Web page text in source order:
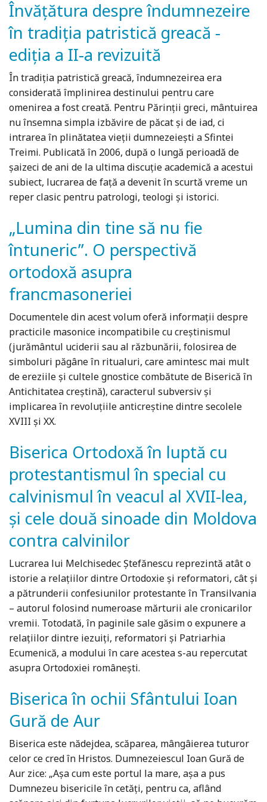
Învăţătura despre îndumnezeire
în tradiţia patristică greacă -
ediția a II-a revizuită
În tradiția patristică greacă, îndumnezeirea era
considerată împlinirea destinului pentru care
omenirea a fost creată. Pentru Părinţii greci, mântuirea
nu însemna simpla izbăvire de păcat şi de iad, ci
intrarea în plinătatea vieții dumnezeieşti a Sfintei
Treimi. Publicată în 2006, după o lungă perioadă de
şaizeci de ani de la ultima discuţie academică a acestui
subiect, lucrarea de faţă a devenit în scurtă vreme un
reper clasic pentru patrologi, teologi şi istorici.
„Lumina din tine să nu fie
întuneric”. O perspectivă
ortodoxă asupra
francmasoneriei
Documentele din acest volum oferă informaţii despre
practicile masonice incompatibile cu creştinismul
(jurământul uciderii sau al răzbunării, folosirea de
simboluri păgâne în ritualuri, care amintesc mai mult
de ereziile şi cultele gnostice combătute de Biserică în
Antichitatea creştină), caracterul subversiv şi
implicarea în revoluţiile anticreştine dintre secolele
XVIII şi XX.
Biserica Ortodoxă în luptă cu
protestantismul în special cu
calvinismul în veacul al XVII-lea,
şi cele două sinoade din Moldova
contra calvinilor
Lucrarea lui Melchisedec Ştefănescu reprezintă atât o
istorie a relaţiilor dintre Ortodoxie şi reformatori, cât şi
a pătrunderii confesiunilor protestante în Transilvania
– autorul folosind numeroase mărturii ale cronicarilor
vremii. Totodată, în paginile sale găsim o expunere a
relaţiilor dintre iezuiţi, reformatori şi Patriarhia
Ecumenică, a modului în care acestea s-au repercutat
asupra Ortodoxiei româneşti.
Biserica în ochii Sfântului Ioan
Gură de Aur
Biserica este nădejdea, scăparea, mângâierea tuturor
celor ce cred în Hristos. Dumnezeiescul Ioan Gură de
Aur zice: „Așa cum este portul la mare, așa a pus
Dumnezeu bisericile în cetăți, pentru ca, aflând